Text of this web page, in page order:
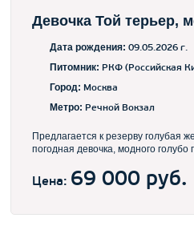
Девочка Той терьер,
Дата рождения: 09.05.2026 г.
Питомник: РКФ (Российская
Город: Москва
Метро: Речной Вокзал
Предлагается к резерву голубая жемчужина, 1,5
погодная девочка, модного голубо
разведения к комету переезда будет пристта по возрасту,
документы о происхождении ркф
Цена: 69 000 руб.